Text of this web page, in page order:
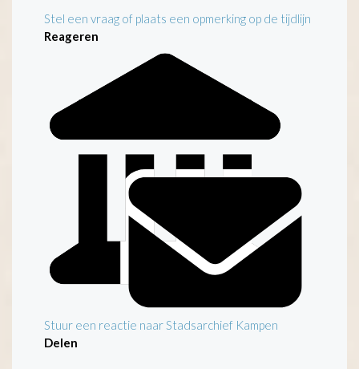
Notarieel archief Gemeente Kampen
Stel een vraag of plaats een opmerking op de tijdlijn
Reageren
Stuur een reactie naar Stadsarchief Kampen
Delen